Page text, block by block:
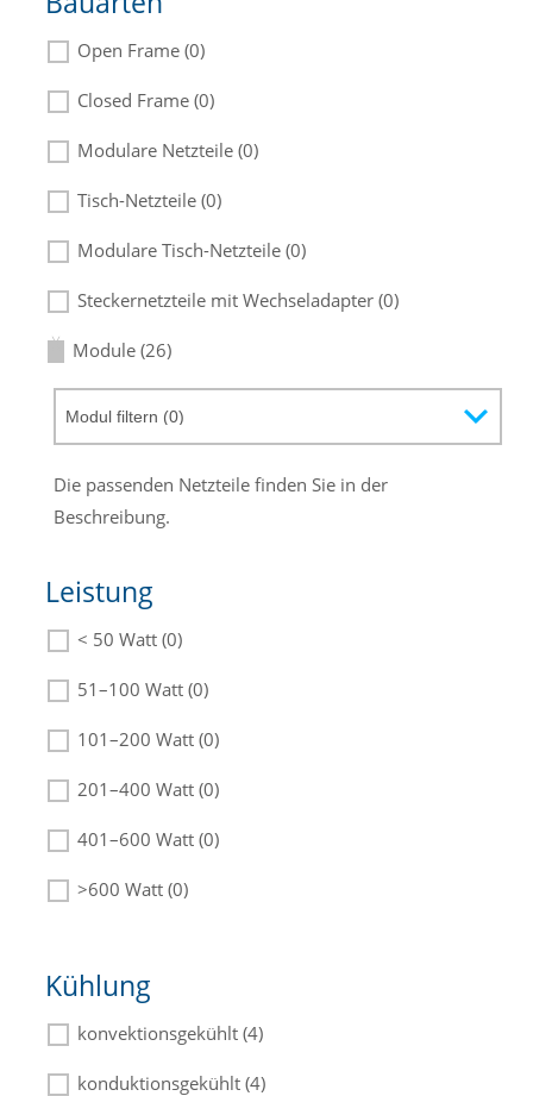
Open Frame (0)
Closed Frame (0)
Modulare Netzteile (0)
Tisch-Netzteile (0)
Modulare Tisch-Netzteile (0)
Steckernetzteile mit Wechseladapter (0)
Module (26)
Die passenden Netzteile finden Sie in der
Beschreibung.
Leistung
< 50 Watt (0)
51–100 Watt (0)
101–200 Watt (0)
201–400 Watt (0)
401–600 Watt (0)
>600 Watt (0)
Kühlung
konvektionsgekühlt (4)
konduktionsgekühlt (4)